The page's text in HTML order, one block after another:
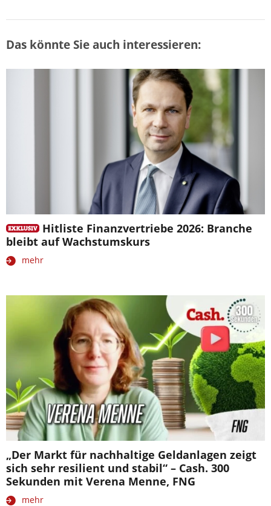
Das könnte Sie auch interessieren:
Hitliste Finanzvertriebe 2026: Branche
bleibt auf Wachstumskurs
mehr
„Der Markt für nachhaltige Geldanlagen zeigt
sich sehr resilient und stabil“ – Cash. 300
Sekunden mit Verena Menne, FNG
mehr